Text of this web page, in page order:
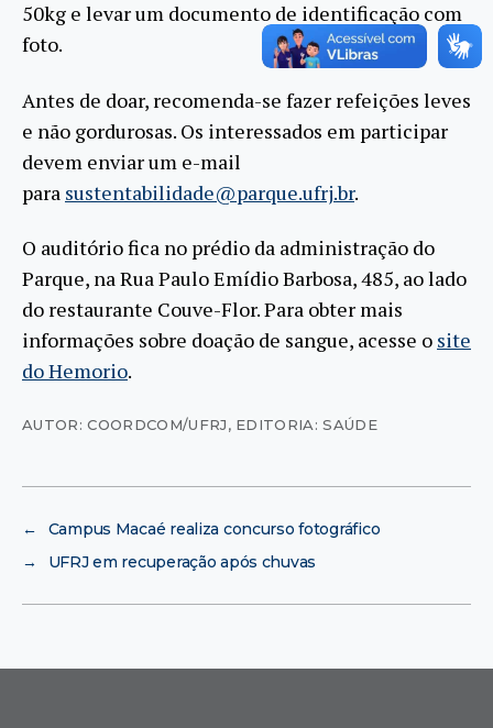
50kg e levar um documento de identificação com
foto.
Antes de doar, recomenda-se fazer refeições leves
e não gordurosas. Os interessados em participar
devem enviar um e-mail
para sustentabilidade@parque.ufrj.br.
O auditório fica no prédio da administração do
Parque, na Rua Paulo Emídio Barbosa, 485, ao lado
do restaurante Couve-Flor. Para obter mais
informações sobre doação de sangue, acesse o site
do Hemorio.
AUTOR: COORDCOM/UFRJ, EDITORIA: SAÚDE
←
Campus Macaé realiza concurso fotográfico
→
UFRJ em recuperação após chuvas